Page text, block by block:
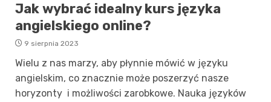
Jak wybrać idealny kurs języka
angielskiego online?
9 sierpnia 2023
Wielu z nas marzy, aby płynnie mówić w języku
angielskim, co znacznie może poszerzyć nasze
horyzonty i możliwości zarobkowe. Nauka języków